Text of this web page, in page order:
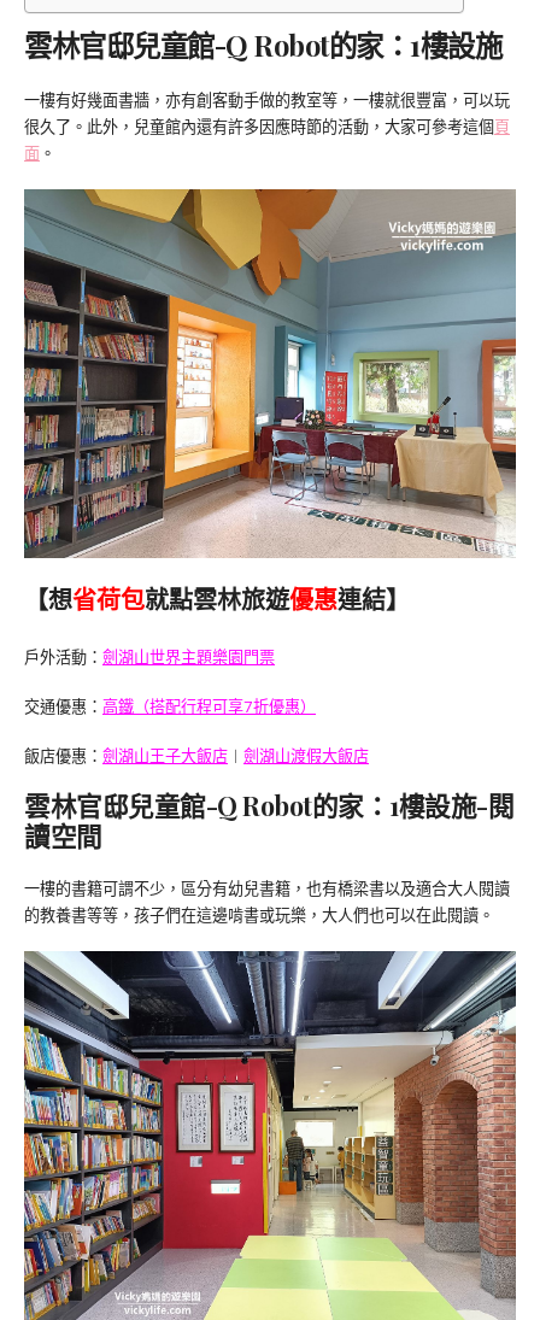
雲林官邸兒童館-Q Robot的家：1樓設施
一樓有好幾面書牆，亦有創客動手做的教室等，一樓就很豐富，可以玩
很久了。此外，兒童館內還有許多因應時節的活動，大家可參考這個頁
面 。
【想省荷包就點雲林旅遊優惠連結】
戶外活動： 劍湖山世界主題樂園門票
交通優惠： 高鐵（搭配行程可享7折優惠）
飯店優惠： 劍湖山王子大飯店 ︱ 劍湖山渡假大飯店
雲林官邸兒童館-Q Robot的家：1樓設施-閱
讀空間
一樓的書籍可謂不少，區分有幼兒書籍，也有橋梁書以及適合大人閱讀
的教養書等等，孩子們在這邊啃書或玩樂，大人們也可以在此閱讀。